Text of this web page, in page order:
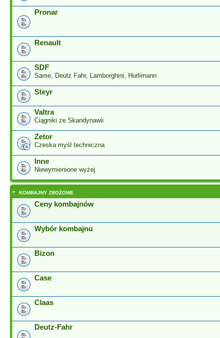
Pronar
Renault
SDF
Same, Deutz Fahr, Lamborghini, Hurlimann
Steyr
Valtra
Ciągniki ze Skandynawii
Zetor
Czeska myśl techniczna
Inne
Niewymienione wyżej
- KOMBAJNY ZBOŻOWE
Ceny kombajnów
Wybór kombajnu
Bizon
Case
Claas
Deutz-Fahr